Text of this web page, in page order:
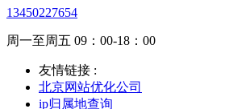
13450227654
周一至周五 09：00-18：00
友情链接 :
北京网站优化公司
ip归属地查询